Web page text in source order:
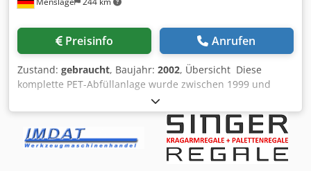
Anlagen werden in unserem Unternehmen von
überprüft. Eine preiswerte Anlieferung auf Wunsch bieten
wir zusätzlich an. Die Besichtigung unserer Anlagen ist
jederzeit möglich. Weitere Tankanlagen für oberirdische
sowie unterirdische Lagerung sind in allen Grössen
vorhanden und stehen zum Verkauf auf unserem Gelände.
Konnten wir Sie von unserem Angebot überzeugen? Falls
Sie Fragen oder Wünsche haben, rufen Sie doch einfach
an, einer unserer erfahrenen Mitarbeiter berät Sie gern.
Wir kaufen auch jederzeit vorhandene Tankanlagen an.
Eine Inzahlungnahme von bestehenden Anlagen ist
Preisinfo Anrufen
Zustand: gebraucht, Baujahr: 2002, Übersicht Diese
komplette PET-Abfüllanlage wurde zwischen 1999 und
2007 von Krones (Deutschland) und anderen europäischen
Lieferanten hergestellt. Sie ist derzeit noch in Betrieb und
wird für die Abfüllung von kohlensäurehaltigem Wasser
und Limonaden in 1,5-Liter-PET-Flaschen eingesetzt. Die
Anlage hat eine Produktionskapazität von bis zu 16.000